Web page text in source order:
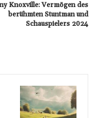
Knoxville: Vermögen des
berühmten Stuntman und
Schauspielers 2024